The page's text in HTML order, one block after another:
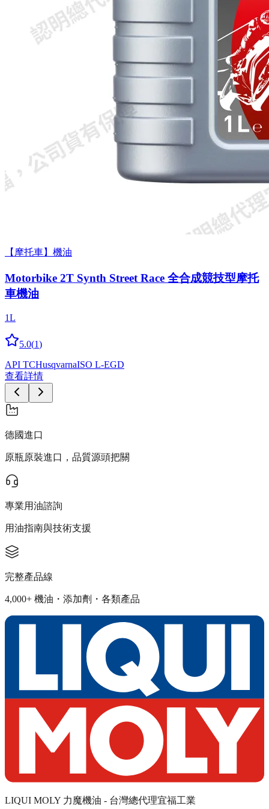
【摩托車】機油
Motorbike 2T Synth Street Race 全合成競技型摩托
車機油
1L
5.0(1)
API TCHusqvarnaISO L-EGD
查看詳情
德國進口
原瓶原裝進口，品質源頭把關
專業用油諮詢
用油指南與技術支援
完整產品線
4,000+ 機油・添加劑・各類產品
LIQUI MOLY 力魔機油 - 台灣總代理宜福工業